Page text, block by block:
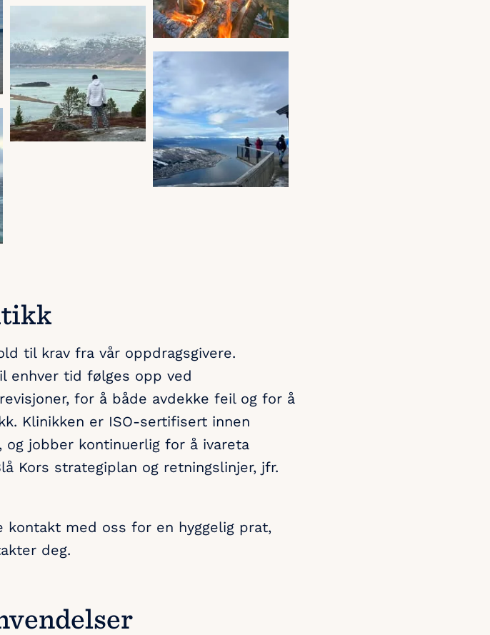
til krav fra vår oppdragsgivere.
enhver tid følges opp ved
for å både avdekke feil og for å
Klinikken er ISO-sertifisert innen
og jobber kontinuerlig for å ivareta
Kors strategiplan og retningslinjer, jfr.
kontakt med oss for en hyggelig prat,
deg.